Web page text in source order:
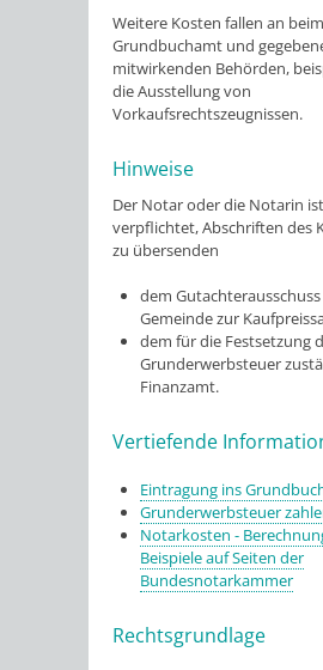
Weitere Kosten fallen an beim
Grundbuchamt und
mitwirkenden Behörden,
die Ausstellung von
Vorkaufsrechtszeugnissen.
Hinweise
Der Notar oder die Notarin
verpflichtet, Abschriften des
zu übersenden
dem
Gemeinde zur
dem für die Festsetzung
Grunderwerbsteuer
Finanzamt.
Vertiefende
Eintragung ins
Grunderwerbsteuer
Notarkosten -
Beispiele auf Seiten der
Bundesnotarkammer
Rechtsgrundlage